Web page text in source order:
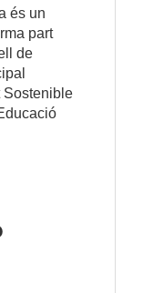
és un
part
de
Sostenible